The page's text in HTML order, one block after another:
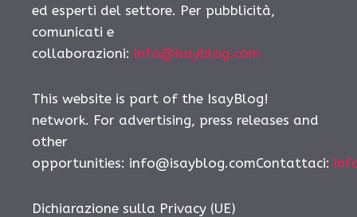
ed esperti del settore. Per pubblicità,
comunicati e
collaborazioni: info@isayblog.com
This website is part of the IsayBlog!
network. For advertising, press releases and
other
opportunities: info@isayblog.comContattaci:
Dichiarazione sulla Privacy (UE)